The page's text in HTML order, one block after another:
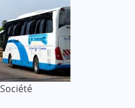
Société